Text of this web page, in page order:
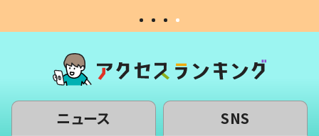
ニュース SNS